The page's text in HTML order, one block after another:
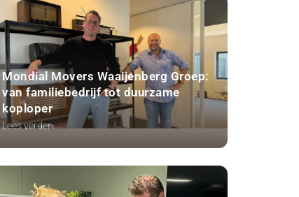
Mondial Movers Waaijenberg Groep:
van familiebedrijf tot duurzame
koploper
Lees verder